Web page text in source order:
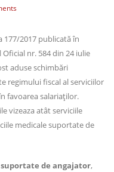
177/2017 publicată în
nr. 584 din 24 iulie
aduse schimbări
regimului fiscal al serviciilor
favoarea salariaţilor.
vizeaza atât serviciile
medicale suportate de
de angajator,